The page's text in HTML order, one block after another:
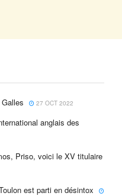
27 OCT 2022
anglais des
Priso, voici le XV titulaire
est parti en désintox